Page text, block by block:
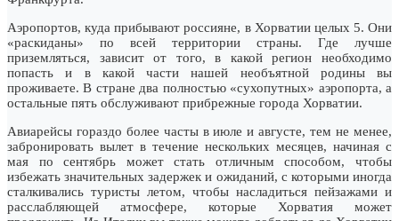
Аэропортов, куда прибывают россияне, в Хорватии целых 5. Они
«раскиданы» по всей территории страны. Где лучше
приземляться, зависит от того, в какой регион необходимо
попасть и в какой части нашей необъятной родины вы
проживаете. В стране два полностью «сухопутных» аэропорта, а
остальные пять обслуживают прибрежные города Хорватии.
Авиарейсы гораздо более часты в июле и августе, тем не менее,
забронировать вылет в течение нескольких месяцев, начиная с
мая по сентябрь может стать отличным способом, чтобы
избежать значительных задержек и ожиданий, с которыми иногда
сталкивались туристы летом, чтобы насладиться пейзажами и
расслабляющей атмосфере, которые Хорватия может